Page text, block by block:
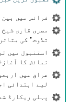
فرانس میں
مصری قاری
تلاوت" کی
استنبول میں
نمائش کا
عراق میں
لیے ابتدائی
پہلی ریکارڈ